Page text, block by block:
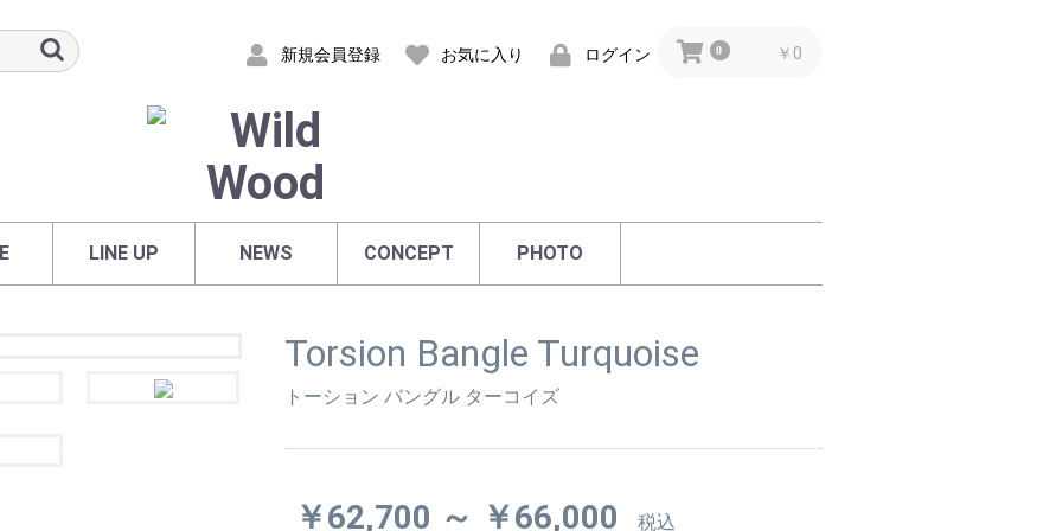
新規会員登録 お気に入り ログイン 0 ￥0
LINE UP NEWS CONCEPT PHOTO
Torsion Bangle Turquoise
トーション バングル ターコイズ
￥62,700 ～ ￥66,000 税込